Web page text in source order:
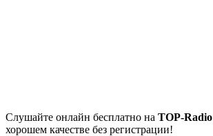
Cлушайте онлайн бесплатно на TOP-Radio
хорошем качестве без регистрации!